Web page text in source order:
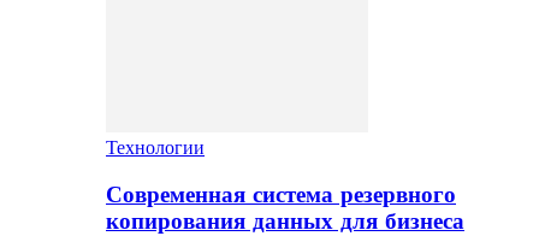
Технологии
Современная система резервного
копирования данных для бизнеса